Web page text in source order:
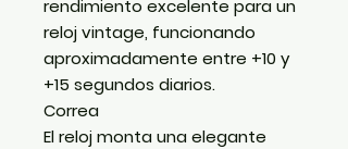
rendimiento excelente para un
reloj vintage, funcionando
aproximadamente entre +10 y
+15 segundos diarios.
Correa
El reloj monta una elegante